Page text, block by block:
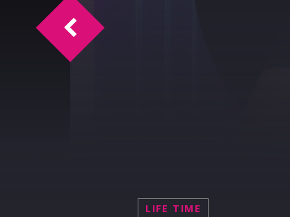
LIFE TIME
L.T. Intervista Rosi Pennino